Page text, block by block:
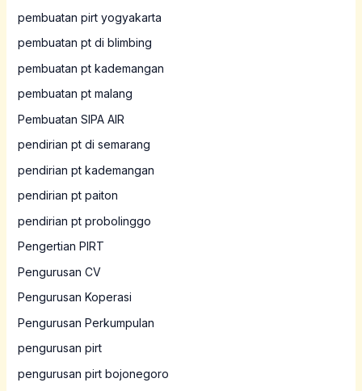
pembuatan pirt yogyakarta
pembuatan pt di blimbing
pembuatan pt kademangan
pembuatan pt malang
Pembuatan SIPA AIR
pendirian pt di semarang
pendirian pt kademangan
pendirian pt paiton
pendirian pt probolinggo
Pengertian PIRT
Pengurusan CV
Pengurusan Koperasi
Pengurusan Perkumpulan
pengurusan pirt
pengurusan pirt bojonegoro